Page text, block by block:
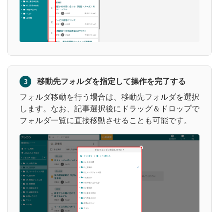
3
移動先フォルダを指定して操作を完了する
フォルダ移動を行う場合は、移動先フォルダを選択
します。なお、記事選択後にドラッグ＆ドロップで
フォルダ一覧に直接移動させることも可能です。